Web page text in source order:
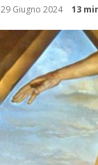
29 Giugno 2024 13